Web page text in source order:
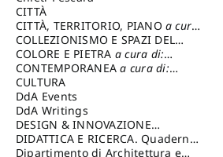
cura di: Di Carpegna Falconieri
Tommaso
CITTÀ
CITTÀ, TERRITORIO, PIANO a cura
di: Imbesi Giuseppe
COLLEZIONISMO E SPAZI DEL
COLLEZIONISMO a cura di:
Magnani Lauro
COLORE E PIETRA a cura di:
Selvaggi Giuseppe
CONTEMPORANEAa cura di:
Gubinelli Luna
CULTURA
DdA Events
DdA Writings
DESIGN & INNOVAZIONE
TECNOLOGICAa cura di: Vallicelli
Andrea
DIDATTICA E RICERCA. Quaderni
della Scuola
Dipartimento di Architettura e